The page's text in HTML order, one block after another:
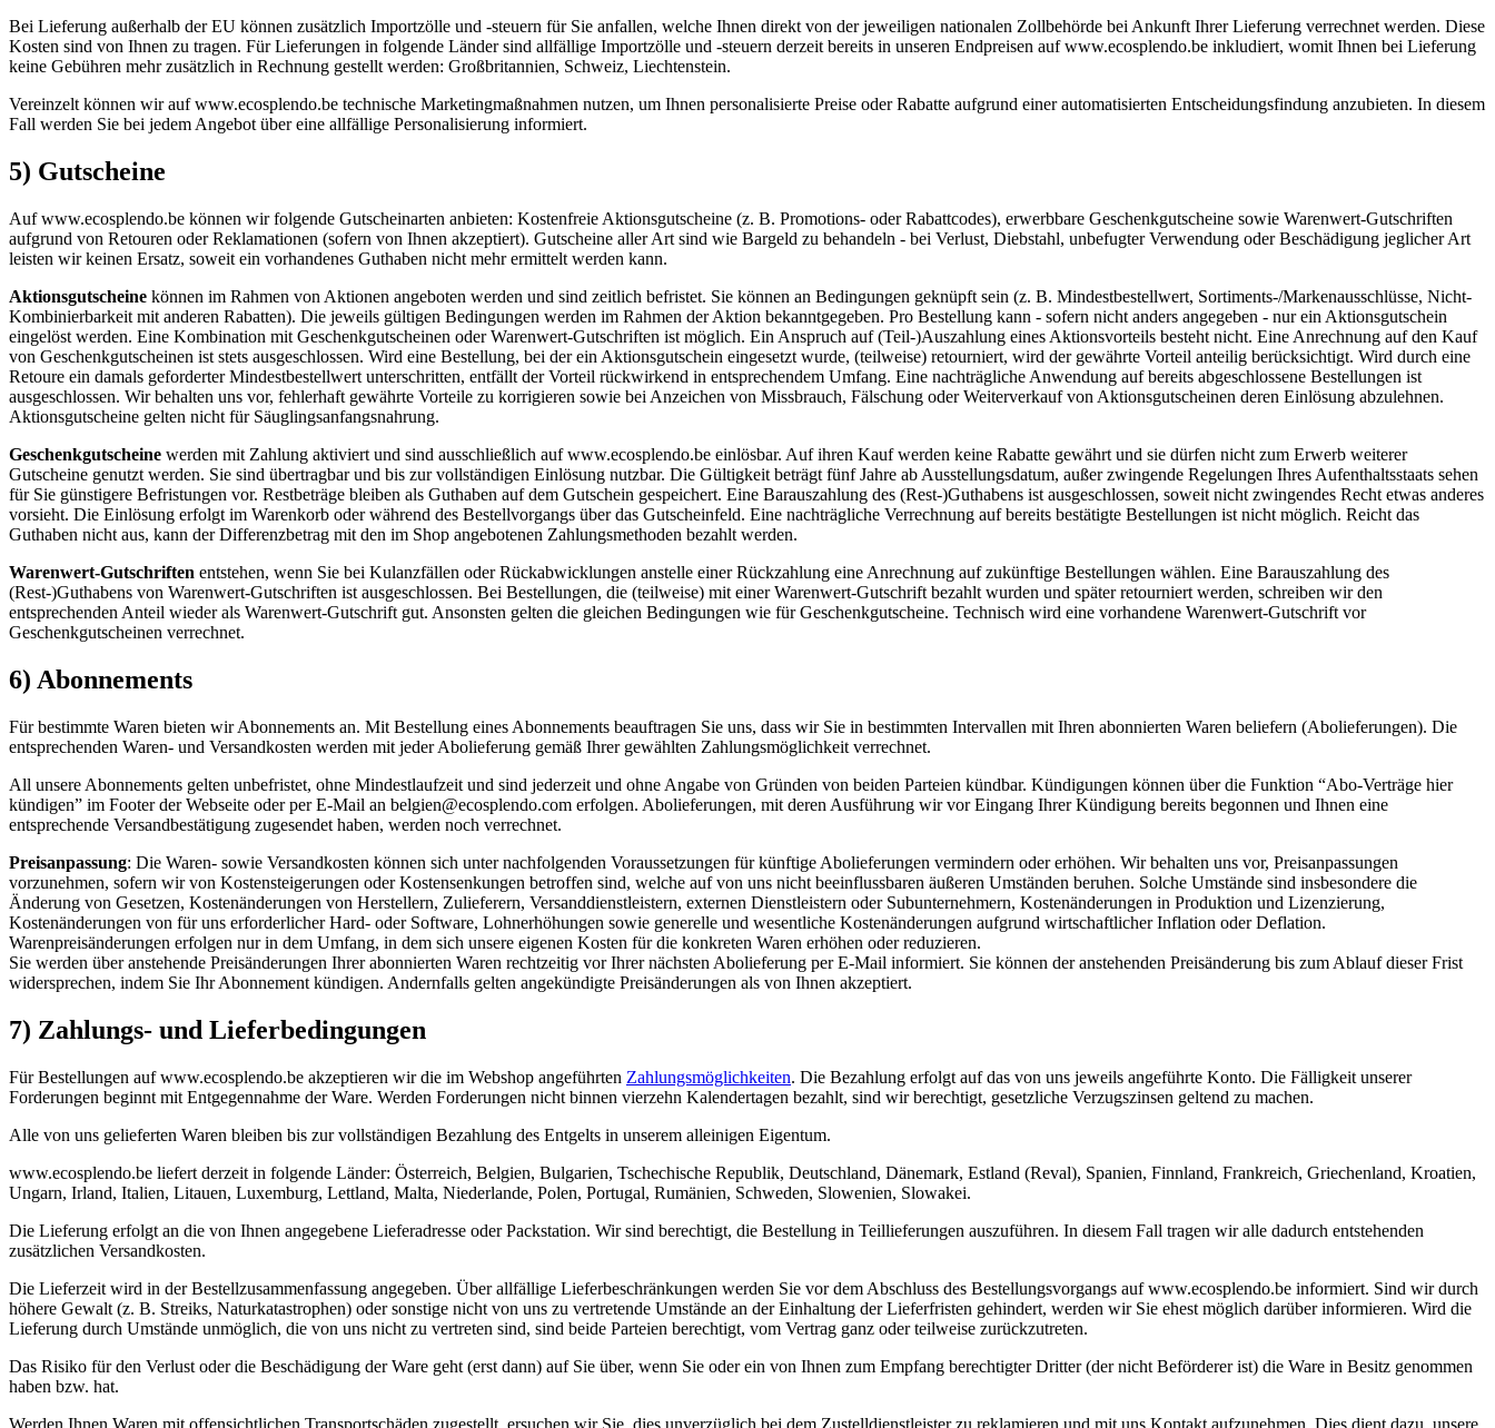
Bei Lieferung außerhalb der EU können zusätzlich Importzölle und -steuern für Sie anfallen, welche Ihnen direkt von der jeweiligen nationalen Zollbehörde bei Ankunft Ihrer Lieferung verrechnet werden. Diese
Kosten sind von Ihnen zu tragen. Für Lieferungen in folgende Länder sind allfällige Importzölle und -steuern derzeit bereits in unseren Endpreisen auf www.ecosplendo.be inkludiert, womit Ihnen bei Lieferung
keine Gebühren mehr zusätzlich in Rechnung gestellt werden: Großbritannien, Schweiz, Liechtenstein.
Vereinzelt können wir auf www.ecosplendo.be technische Marketingmaßnahmen nutzen, um Ihnen personalisierte Preise oder Rabatte aufgrund einer automatisierten Entscheidungsfindung anzubieten. In diesem
Fall werden Sie bei jedem Angebot über eine allfällige Personalisierung informiert.
5) Gutscheine
Auf www.ecosplendo.be können wir folgende Gutscheinarten anbieten: Kostenfreie Aktionsgutscheine (z. B. Promotions- oder Rabattcodes), erwerbbare Geschenkgutscheine sowie Warenwert-Gutschriften
aufgrund von Retouren oder Reklamationen (sofern von Ihnen akzeptiert). Gutscheine aller Art sind wie Bargeld zu behandeln - bei Verlust, Diebstahl, unbefugter Verwendung oder Beschädigung jeglicher Art
leisten wir keinen Ersatz, soweit ein vorhandenes Guthaben nicht mehr ermittelt werden kann.
Aktionsgutscheine können im Rahmen von Aktionen angeboten werden und sind zeitlich befristet. Sie können an Bedingungen geknüpft sein (z. B. Mindestbestellwert, Sortiments-/Markenausschlüsse, Nicht-
Kombinierbarkeit mit anderen Rabatten). Die jeweils gültigen Bedingungen werden im Rahmen der Aktion bekanntgegeben. Pro Bestellung kann - sofern nicht anders angegeben - nur ein Aktionsgutschein
eingelöst werden. Eine Kombination mit Geschenkgutscheinen oder Warenwert-Gutschriften ist möglich. Ein Anspruch auf (Teil-)Auszahlung eines Aktionsvorteils besteht nicht. Eine Anrechnung auf den Kauf
von Geschenkgutscheinen ist stets ausgeschlossen. Wird eine Bestellung, bei der ein Aktionsgutschein eingesetzt wurde, (teilweise) retourniert, wird der gewährte Vorteil anteilig berücksichtigt. Wird durch eine
Retoure ein damals geforderter Mindestbestellwert unterschritten, entfällt der Vorteil rückwirkend in entsprechendem Umfang. Eine nachträgliche Anwendung auf bereits abgeschlossene Bestellungen ist
ausgeschlossen. Wir behalten uns vor, fehlerhaft gewährte Vorteile zu korrigieren sowie bei Anzeichen von Missbrauch, Fälschung oder Weiterverkauf von Aktionsgutscheinen deren Einlösung abzulehnen.
Aktionsgutscheine gelten nicht für Säuglingsanfangsnahrung.
Geschenkgutscheine werden mit Zahlung aktiviert und sind ausschließlich auf www.ecosplendo.be einlösbar. Auf ihren Kauf werden keine Rabatte gewährt und sie dürfen nicht zum Erwerb weiterer
Gutscheine genutzt werden. Sie sind übertragbar und bis zur vollständigen Einlösung nutzbar. Die Gültigkeit beträgt fünf Jahre ab Ausstellungsdatum, außer zwingende Regelungen Ihres Aufenthaltsstaats sehen
für Sie günstigere Befristungen vor. Restbeträge bleiben als Guthaben auf dem Gutschein gespeichert. Eine Barauszahlung des (Rest-)Guthabens ist ausgeschlossen, soweit nicht zwingendes Recht etwas anderes
vorsieht. Die Einlösung erfolgt im Warenkorb oder während des Bestellvorgangs über das Gutscheinfeld. Eine nachträgliche Verrechnung auf bereits bestätigte Bestellungen ist nicht möglich. Reicht das
Guthaben nicht aus, kann der Differenzbetrag mit den im Shop angebotenen Zahlungsmethoden bezahlt werden.
Warenwert-Gutschriften entstehen, wenn Sie bei Kulanzfällen oder Rückabwicklungen anstelle einer Rückzahlung eine Anrechnung auf zukünftige Bestellungen wählen. Eine Barauszahlung des
(Rest-)Guthabens von Warenwert-Gutschriften ist ausgeschlossen. Bei Bestellungen, die (teilweise) mit einer Warenwert-Gutschrift bezahlt wurden und später retourniert werden, schreiben wir den
entsprechenden Anteil wieder als Warenwert-Gutschrift gut. Ansonsten gelten die gleichen Bedingungen wie für Geschenkgutscheine. Technisch wird eine vorhandene Warenwert-Gutschrift vor
Geschenkgutscheinen verrechnet.
6) Abonnements
Für bestimmte Waren bieten wir Abonnements an. Mit Bestellung eines Abonnements beauftragen Sie uns, dass wir Sie in bestimmten Intervallen mit Ihren abonnierten Waren beliefern (Abolieferungen). Die
entsprechenden Waren- und Versandkosten werden mit jeder Abolieferung gemäß Ihrer gewählten Zahlungsmöglichkeit verrechnet.
All unsere Abonnements gelten unbefristet, ohne Mindestlaufzeit und sind jederzeit und ohne Angabe von Gründen von beiden Parteien kündbar. Kündigungen können über die Funktion “Abo-Verträge hier
kündigen” im Footer der Webseite oder per E-Mail an belgien@ecosplendo.com erfolgen. Abolieferungen, mit deren Ausführung wir vor Eingang Ihrer Kündigung bereits begonnen und Ihnen eine
entsprechende Versandbestätigung zugesendet haben, werden noch verrechnet.
Preisanpassung: Die Waren- sowie Versandkosten können sich unter nachfolgenden Voraussetzungen für künftige Abolieferungen vermindern oder erhöhen. Wir behalten uns vor, Preisanpassungen
vorzunehmen, sofern wir von Kostensteigerungen oder Kostensenkungen betroffen sind, welche auf von uns nicht beeinflussbaren äußeren Umständen beruhen. Solche Umstände sind insbesondere die
Änderung von Gesetzen, Kostenänderungen von Herstellern, Zulieferern, Versanddienstleistern, externen Dienstleistern oder Subunternehmern, Kostenänderungen in Produktion und Lizenzierung,
Kostenänderungen von für uns erforderlicher Hard- oder Software, Lohnerhöhungen sowie generelle und wesentliche Kostenänderungen aufgrund wirtschaftlicher Inflation oder Deflation.
Warenpreisänderungen erfolgen nur in dem Umfang, in dem sich unsere eigenen Kosten für die konkreten Waren erhöhen oder reduzieren.
Sie werden über anstehende Preisänderungen Ihrer abonnierten Waren rechtzeitig vor Ihrer nächsten Abolieferung per E-Mail informiert. Sie können der anstehenden Preisänderung bis zum Ablauf dieser Frist
widersprechen, indem Sie Ihr Abonnement kündigen. Andernfalls gelten angekündigte Preisänderungen als von Ihnen akzeptiert.
7) Zahlungs- und Lieferbedingungen
Für Bestellungen auf www.ecosplendo.be akzeptieren wir die im Webshop angeführten Zahlungsmöglichkeiten. Die Bezahlung erfolgt auf das von uns jeweils angeführte Konto. Die Fälligkeit unserer
Forderungen beginnt mit Entgegennahme der Ware. Werden Forderungen nicht binnen vierzehn Kalendertagen bezahlt, sind wir berechtigt, gesetzliche Verzugszinsen geltend zu machen.
Alle von uns gelieferten Waren bleiben bis zur vollständigen Bezahlung des Entgelts in unserem alleinigen Eigentum.
www.ecosplendo.be liefert derzeit in folgende Länder: Österreich, Belgien, Bulgarien, Tschechische Republik, Deutschland, Dänemark, Estland (Reval), Spanien, Finnland, Frankreich, Griechenland, Kroatien,
Ungarn, Irland, Italien, Litauen, Luxemburg, Lettland, Malta, Niederlande, Polen, Portugal, Rumänien, Schweden, Slowenien, Slowakei.
Die Lieferung erfolgt an die von Ihnen angegebene Lieferadresse oder Packstation. Wir sind berechtigt, die Bestellung in Teillieferungen auszuführen. In diesem Fall tragen wir alle dadurch entstehenden
zusätzlichen Versandkosten.
Die Lieferzeit wird in der Bestellzusammenfassung angegeben. Über allfällige Lieferbeschränkungen werden Sie vor dem Abschluss des Bestellungsvorgangs auf www.ecosplendo.be informiert. Sind wir durch
höhere Gewalt (z. B. Streiks, Naturkatastrophen) oder sonstige nicht von uns zu vertretende Umstände an der Einhaltung der Lieferfristen gehindert, werden wir Sie ehest möglich darüber informieren. Wird die
Lieferung durch Umstände unmöglich, die von uns nicht zu vertreten sind, sind beide Parteien berechtigt, vom Vertrag ganz oder teilweise zurückzutreten.
Das Risiko für den Verlust oder die Beschädigung der Ware geht (erst dann) auf Sie über, wenn Sie oder ein von Ihnen zum Empfang berechtigter Dritter (der nicht Beförderer ist) die Ware in Besitz genommen
haben bzw. hat.
Werden Ihnen Waren mit offensichtlichen Transportschäden zugestellt, ersuchen wir Sie, dies unverzüglich bei dem Zustelldienstleister zu reklamieren und mit uns Kontakt aufzunehmen. Dies dient dazu, unsere